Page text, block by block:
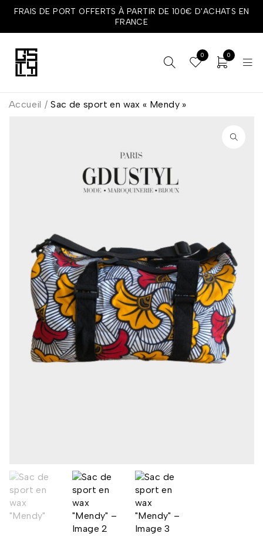
FRAIS DE PORT OFFERTS À PARTIR DE 100€ D'ACHATS EN
FRANCE
0 0
Accueil / Sac de sport en wax « Mendy »